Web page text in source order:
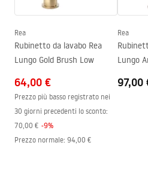
Tecnologia del rivestimento
Diametro di connessione
Garanzia
5
Informazioni sulla sicurezza
Rea
Rubinetto da lavabo Rea
Lungo Gold Brush Low
64,00 €
Prezzo più basso registrato nei
30 giorni precedenti lo sconto:
70,00 € -9%
Prezzo normale: 94,00 €
Rea
Lungo
97,00